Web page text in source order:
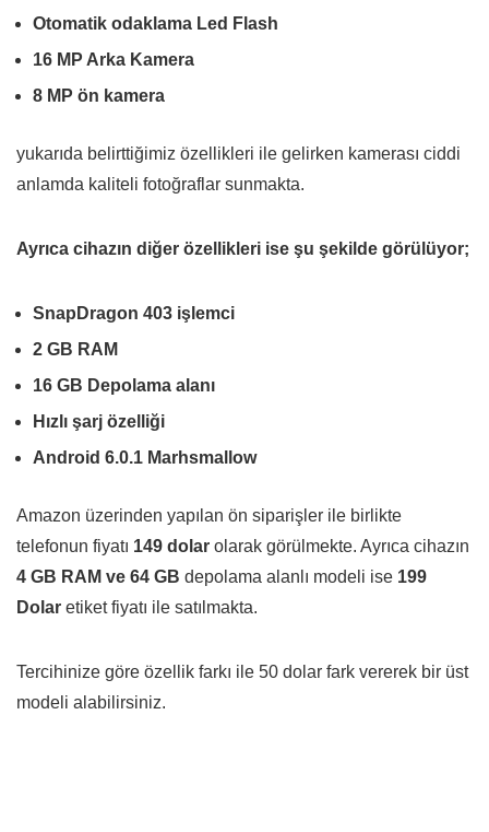
Otomatik odaklama Led Flash
16 MP Arka Kamera
8 MP ön kamera
yukarıda belirttiğimiz özellikleri ile gelirken kamerası ciddi
anlamda kaliteli fotoğraflar sunmakta.
Ayrıca cihazın diğer özellikleri ise şu şekilde görülüyor;
SnapDragon 403 işlemci
2 GB RAM
16 GB Depolama alanı
Hızlı şarj özelliği
Android 6.0.1 Marhsmallow
Amazon üzerinden yapılan ön siparişler ile birlikte
telefonun fiyatı 149 dolar olarak görülmekte. Ayrıca cihazın
4 GB RAM ve 64 GB depolama alanlı modeli ise 199
Dolar etiket fiyatı ile satılmakta.
Tercihinize göre özellik farkı ile 50 dolar fark vererek bir üst
modeli alabilirsiniz.